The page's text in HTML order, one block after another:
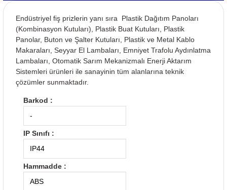
Endüstriyel fiş prizlerin yanı sıra Plastik Dağıtım Panoları
(Kombinasyon Kutuları), Plastik Buat Kutuları, Plastik
Panolar, Buton ve Şalter Kutuları, Plastik ve Metal Kablo
Makaraları, Seyyar El Lambaları, Emniyet Trafolu Aydınlatma
Lambaları, Otomatik Sarım Mekanizmalı Enerji Aktarım
Sistemleri ürünleri ile sanayinin tüm alanlarına teknik
çözümler sunmaktadır.
Barkod :
-
IP Sınıfı :
IP44
Hammadde :
ABS